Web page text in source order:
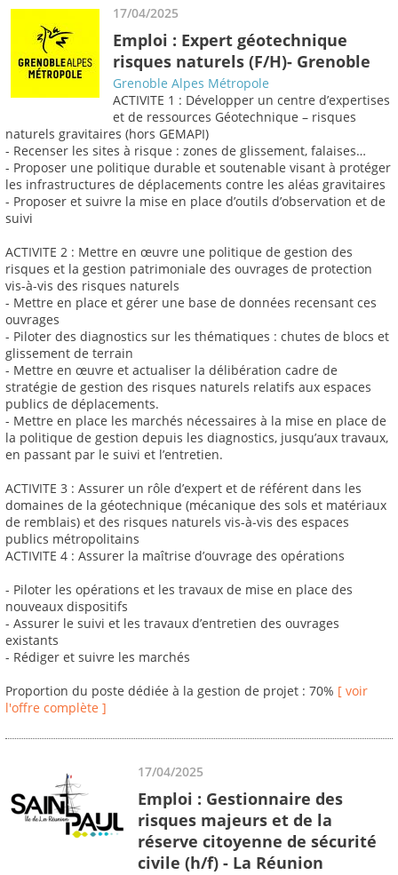
17/04/2025
Emploi : Expert géotechnique
risques naturels (F/H)- Grenoble
Grenoble Alpes Métropole
ACTIVITE 1 : Développer un centre d’expertises
et de ressources Géotechnique – risques
naturels gravitaires (hors GEMAPI)
- Recenser les sites à risque : zones de glissement, falaises…
- Proposer une politique durable et soutenable visant à protéger
les infrastructures de déplacements contre les aléas gravitaires
- Proposer et suivre la mise en place d’outils d’observation et de
suivi
ACTIVITE 2 : Mettre en œuvre une politique de gestion des
risques et la gestion patrimoniale des ouvrages de protection
vis-à-vis des risques naturels
- Mettre en place et gérer une base de données recensant ces
ouvrages
- Piloter des diagnostics sur les thématiques : chutes de blocs et
glissement de terrain
- Mettre en œuvre et actualiser la délibération cadre de
stratégie de gestion des risques naturels relatifs aux espaces
publics de déplacements.
- Mettre en place les marchés nécessaires à la mise en place de
la politique de gestion depuis les diagnostics, jusqu’aux travaux,
en passant par le suivi et l’entretien.
ACTIVITE 3 : Assurer un rôle d’expert et de référent dans les
domaines de la géotechnique (mécanique des sols et matériaux
de remblais) et des risques naturels vis-à-vis des espaces
publics métropolitains
ACTIVITE 4 : Assurer la maîtrise d’ouvrage des opérations
- Piloter les opérations et les travaux de mise en place des
nouveaux dispositifs
- Assurer le suivi et les travaux d’entretien des ouvrages
existants
- Rédiger et suivre les marchés
Proportion du poste dédiée à la gestion de projet : 70% [ voir
l'offre complète ]
17/04/2025
Emploi : Gestionnaire des
risques majeurs et de la
réserve citoyenne de sécurité
civile (h/f) - La Réunion